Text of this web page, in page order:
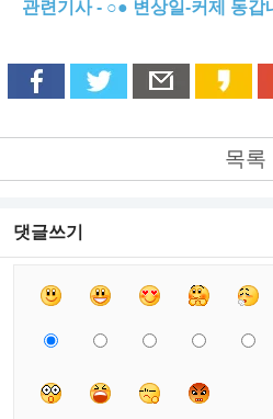
관련기사 - ○● 변상일-커제 동
목록
댓글쓰기